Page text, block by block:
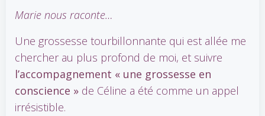
Marie nous raconte…
Une grossesse tourbillonnante qui est allée me
chercher au plus profond de moi, et suivre
l’accompagnement « une grossesse en
conscience » de Céline a été comme un appel
irrésistible.